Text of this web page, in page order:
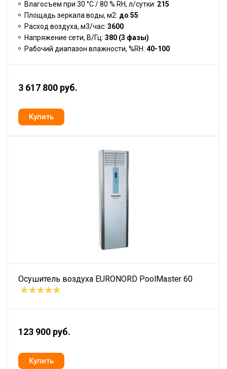
Влагосъем при 30 °С / 80 % RH, л/сутки: 215
Площадь зеркала воды, м2: до 55
Расход воздуха, м3/час: 3600
Напряжение сети, В/Гц: 380 (3 фазы)
Рабочий диапазон влажности, %RH: 40-100
3 617 800 руб.
Осушитель воздуха EURONORD PoolMaster 60
123 900 руб.